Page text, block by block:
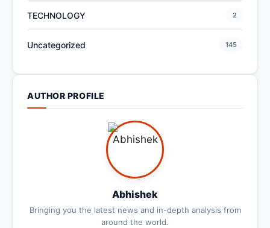
TECHNOLOGY 2
Uncategorized 145
AUTHOR PROFILE
Abhishek
Bringing you the latest news and in-depth analysis from
around the world.